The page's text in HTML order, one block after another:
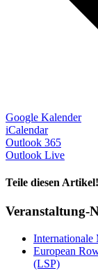
Google Kalender
iCalendar
Outlook 365
Outlook Live
Teile diesen Artikel!
Facebook
X
WhatsApp
Telegram
Veranstaltung-
Internationale
European
(LSP)